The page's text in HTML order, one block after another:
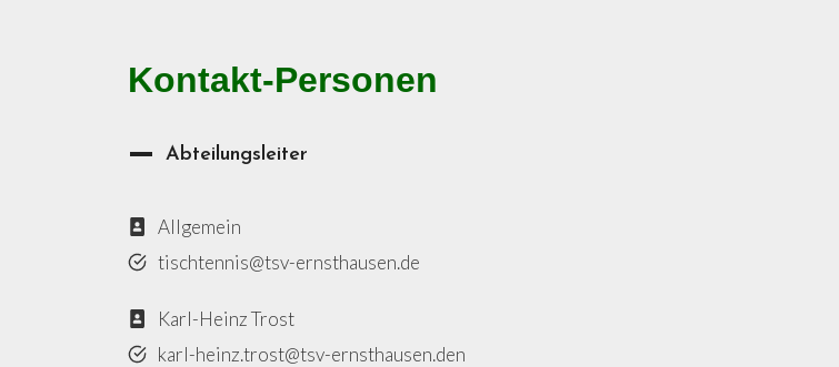
Kontakt-Personen
Abteilungsleiter
Allgemein
tischtennis@tsv-ernsthausen.de
Karl-Heinz Trost
karl-heinz.trost@tsv-ernsthausen.den